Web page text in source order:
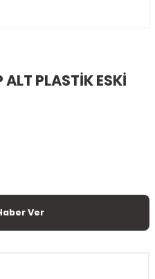
PLASTİK ESKİ
Ver